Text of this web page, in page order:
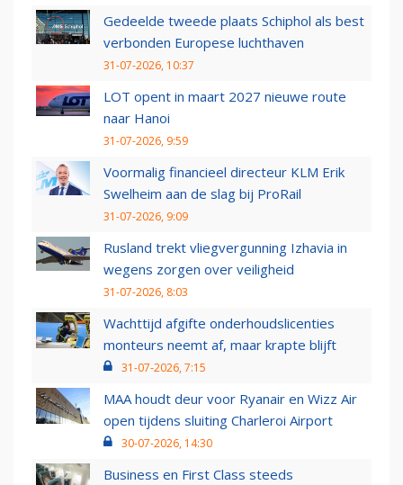
Gedeelde tweede plaats Schiphol als best
verbonden Europese luchthaven
31-07-2026, 10:37
LOT opent in maart 2027 nieuwe route
naar Hanoi
31-07-2026, 9:59
Voormalig financieel directeur KLM Erik
Swelheim aan de slag bij ProRail
31-07-2026, 9:09
Rusland trekt vliegvergunning Izhavia in
wegens zorgen over veiligheid
31-07-2026, 8:03
Wachttijd afgifte onderhoudslicenties
monteurs neemt af, maar krapte blijft
31-07-2026, 7:15
MAA houdt deur voor Ryanair en Wizz Air
open tijdens sluiting Charleroi Airport
30-07-2026, 14:30
Business en First Class steeds